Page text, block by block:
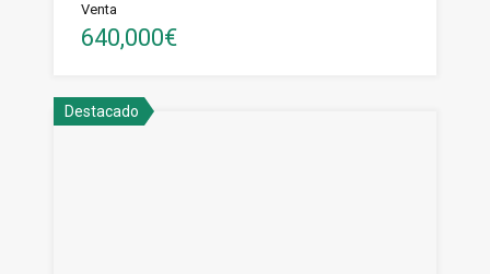
Venta
640,000€
Destacado